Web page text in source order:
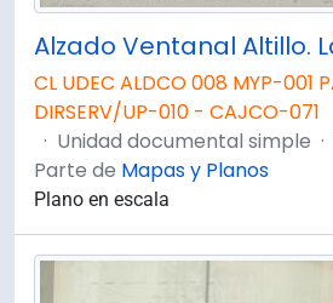
Alzado Ventanal Altillo.
CL UDEC ALDCO 008 MYP-001
DIRSERV/UP-010 - CAJCO-071
· Unidad documental simple ·
Parte de Mapas y Planos
Plano en escala